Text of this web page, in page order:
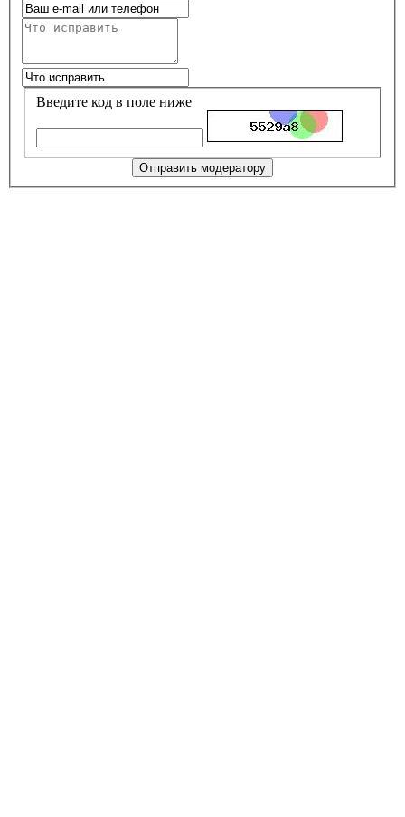
Введите код в поле ниже
Отправить модератору